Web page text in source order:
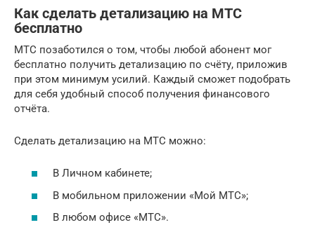
Как сделать детализацию на МТС
бесплатно
МТС позаботился о том, чтобы любой абонент мог
бесплатно получить детализацию по счёту, приложив
при этом минимум усилий. Каждый сможет подобрать
для себя удобный способ получения финансового
отчёта.
Сделать детализацию на МТС можно:­
В Личном кабинете;
В мобильном приложении «Мой МТС»;­­
В любом офисе «МТС».